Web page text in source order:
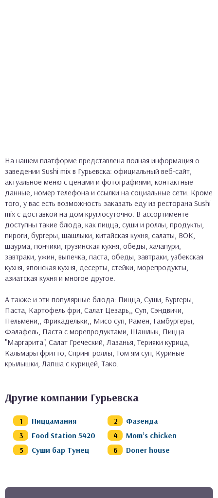
На нашем платформе представлена полная информация о
заведении Sushi mix в Гурьевска: официальный веб-сайт,
актуальное меню с ценами и фотографиями, контактные
данные, номер телефона и ссылки на социальные сети. Кроме
того, у вас есть возможность заказать еду из ресторана Sushi
mix с доставкой на дом круглосуточно. В ассортименте
доступны такие блюда, как пицца, суши и роллы, продукты,
пироги, бургеры, шашлыки, китайская кухня, салаты, ВОК,
шаурма, пончики, грузинская кухня, обеды, хачапури,
завтраки, ужин, выпечка, паста, обеды, завтраки, узбекская
кухня, японская кухня, десерты, стейки, морепродукты,
азиатская кухня и многое другое.
А также и эти популярные блюда: Пицца, Суши, Бургеры,
Паста, Картофель фри, Салат Цезарь,, Суп, Сэндвичи,
Пельмени,, Фрикадельки,, Мисо суп, Рамен, Гамбургеры,
Фалафель, Паста с морепродуктами, Шашлык, Пицца
"Маргарита", Салат Греческий, Лазанья, Терияки курица,
Кальмары фритто, Спринг роллы, Том ям суп, Куриные
крылышки, Лапша с курицей, Тако.
Другие компании Гурьевска
Пиццамания
Фазенда
Food Station 5420
Mom’s chicken
Суши бар Тунец
Doner house